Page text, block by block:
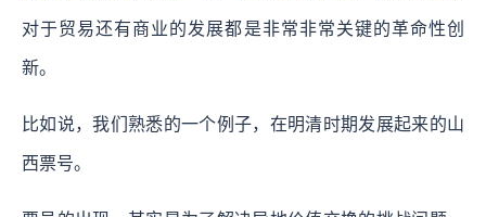
对于贸易还有商业的发展都是非常非常关键的革命性创
新。
比如说，我们熟悉的一个例子，在明清时期发展起来的山
西票号。